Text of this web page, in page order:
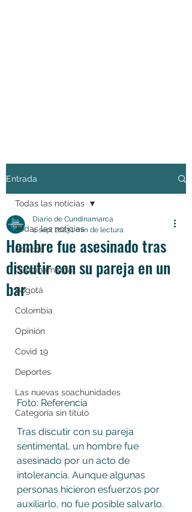
Entrada
Todas las noticias
Soacha
Cundinamarca
Bogotá
Colombia
Opinión
Covid 19
Deportes
Las nuevas soachunidades
Categoría sin título
Todas las noticias
Hombre fue asesinado tras
discutir con su pareja en un
bar
Diario de Cundinamarca
4 sept 20231 min de lectura
Foto: Referencia
Tras discutir con su pareja
sentimental, un hombre fue
asesinado por un acto de
intolerancia. Aunque algunas
personas hicieron esfuerzos por
auxiliarlo, no fue posible salvarlo.